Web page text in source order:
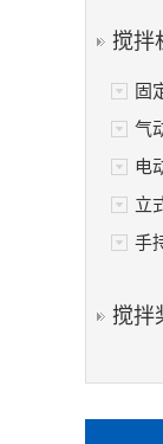
搅拌
固
气
电
立
手
搅拌